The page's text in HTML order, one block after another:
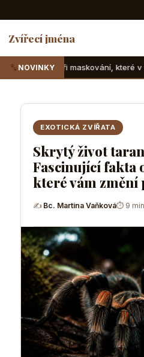
Zvířecí jména
NOVINKY
které v teráriu sotva najdete
EXOTICKÁ ZVÍŘATA
Skrytý život
Fascinující fakta
které vám změní
✍ Bc. Martina Vaňková⏱ 9